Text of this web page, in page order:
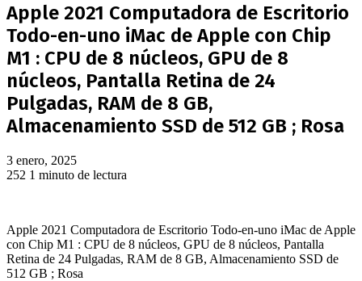
Apple 2021 Computadora de Escritorio
Todo-en-uno iMac de Apple con Chip
M1 : CPU de 8 núcleos, GPU de 8
núcleos, Pantalla Retina de 24
Pulgadas, RAM de 8 GB,
Almacenamiento SSD de 512 GB ; Rosa
3 enero, 2025
252 1 minuto de lectura
Apple 2021 Computadora de Escritorio Todo-en-uno iMac de Apple
con Chip M1 : CPU de 8 núcleos, GPU de 8 núcleos, Pantalla
Retina de 24 Pulgadas, RAM de 8 GB, Almacenamiento SSD de
512 GB ; Rosa